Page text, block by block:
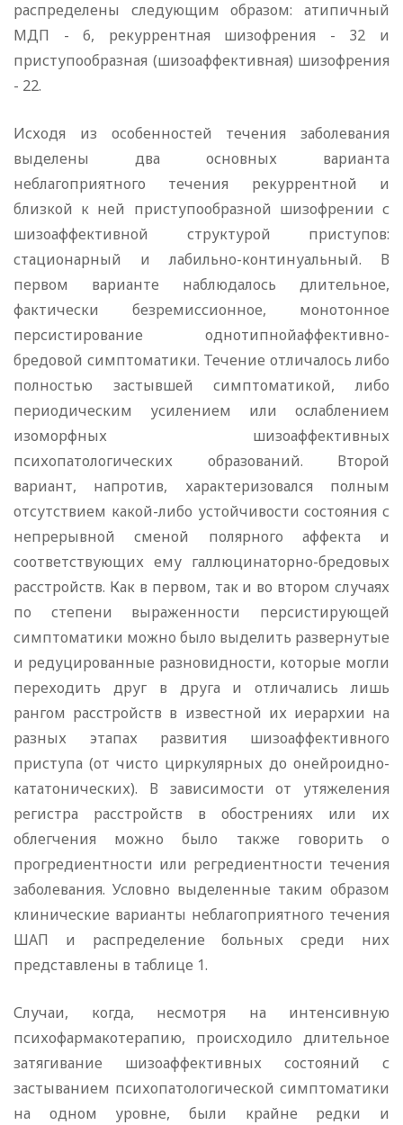
распределены следующим образом: атипичный
МДП - 6, рекуррентная шизофрения - 32 и
приступообразная (шизоаффективная) шизофрения
- 22.
Исходя из особенностей течения заболевания
выделены два основных варианта
неблагоприятного течения рекуррентной и
близкой к ней приступообразной шизофрении с
шизоаффективной структурой приступов:
стационарный и лабильно-континуальный. В
первом варианте наблюдалось длительное,
фактически безремиссионное, монотонное
персистирование однотипнойаффективно-
бредовой симптоматики. Течение отличалось либо
полностью застывшей симптоматикой, либо
периодическим усилением или ослаблением
изоморфных шизоаффективных
психопатологических образований. Второй
вариант, напротив, характеризовался полным
отсутствием какой-либо устойчивости состояния с
непрерывной сменой полярного аффекта и
соответствующих ему галлюцинаторно-бредовых
расстройств. Как в первом, так и во втором случаях
по степени выраженности персистирующей
симптоматики можно было выделить развернутые
и редуцированные разновидности, которые могли
переходить друг в друга и отличались лишь
рангом расстройств в известной их иерархии на
разных этапах развития шизоаффективного
приступа (от чисто циркулярных до онейроидно-
кататонических). В зависимости от утяжеления
регистра расстройств в обострениях или их
облегчения можно было также говорить о
прогредиентности или регредиентности течения
заболевания. Условно выделенные таким образом
клинические варианты неблагоприятного течения
ШАП и распределение больных среди них
представлены в таблице 1.
Случаи, когда, несмотря на интенсивную
психофармакотерапию, происходило длительное
затягивание шизоаффективных состояний с
застыванием психопатологической симптоматики
на одном уровне, были крайне редки и